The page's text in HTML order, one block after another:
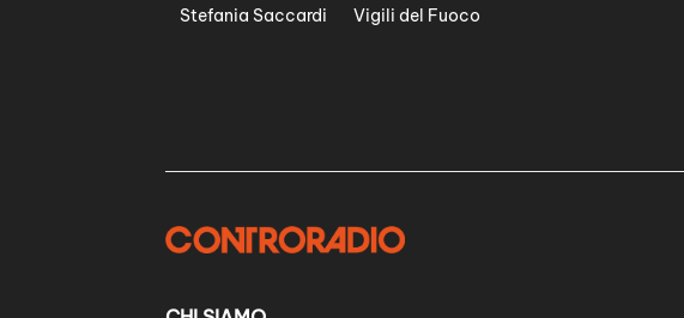
Stefania Saccardi
Vigili del Fuoco